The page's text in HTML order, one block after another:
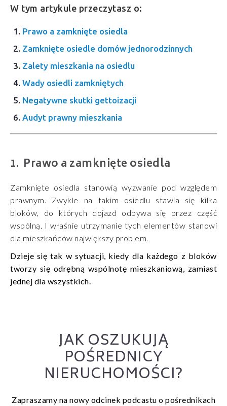
W tym artykule przeczytasz o:
Prawo a zamknięte osiedla
Zamknięte osiedle domów jednorodzinnych
Zalety mieszkania na osiedlu
Wady osiedli zamkniętych
Negatywne skutki gettoizacji
Audyt prawny mieszkania
Prawo a zamknięte osiedla
Zamknięte osiedla stanowią wyzwanie pod względem
prawnym. Zwykle na takim osiedlu stawia się kilka
bloków, do których dojazd odbywa się przez część
wspólną. I właśnie utrzymanie tych elementów stanowi
dla mieszkańców największy problem.
Dzieje się tak w sytuacji, kiedy dla każdego z bloków
tworzy się odrębną wspólnotę mieszkaniową, zamiast
jednej dla wszystkich.
JAK OSZUKUJĄ
POŚREDNICY
NIERUCHOMOŚCI?
Zapraszamy na nowy odcinek podcastu o pośrednikach